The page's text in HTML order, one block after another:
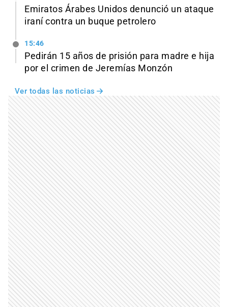
Emiratos Árabes Unidos denunció un ataque
iraní contra un buque petrolero
15:46
Pedirán 15 años de prisión para madre e hija
por el crimen de Jeremías Monzón
Ver todas las noticias